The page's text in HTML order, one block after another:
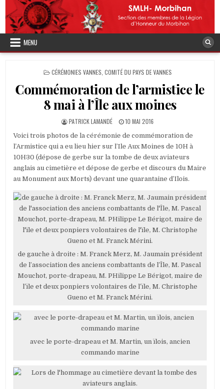
to
content
MENU
POSTED
CÉRÉMONIES VANNES COMITÉ DU PAYS DE VANNES
Commémoration de l’armistice le
8 mai à l’Île aux moines
AUTHOR:
PATRICK LAMANDÉ
PUBLISHED
10 MAI 2016
Voici trois photos de la cérémonie de commémoration de
l’Armistice qui a eu lieu hier sur l’Ile Aux Moines de 10H à
10H30 (dépose de gerbe sur la tombe de deux aviateurs
anglais au cimetière et dépose de gerbe et discours du Maire
au Monument aux Morts) devant une quarantaine d’Ilois.
de gauche à droite : M. Franck Merz, M. Jaumain président
de l’association des anciens combattants de l’Île, M. Pascal
Mouchot, porte-drapeau, M. PHilippe Le Bérigot, maire de
l’ïle et deux ponpiers volontaires de l’ïle, M. Christophe
Gueno et M. Franck Mérini.
avec le porte-drapeau et M. Martin, un ïlois, ancien
commando marine